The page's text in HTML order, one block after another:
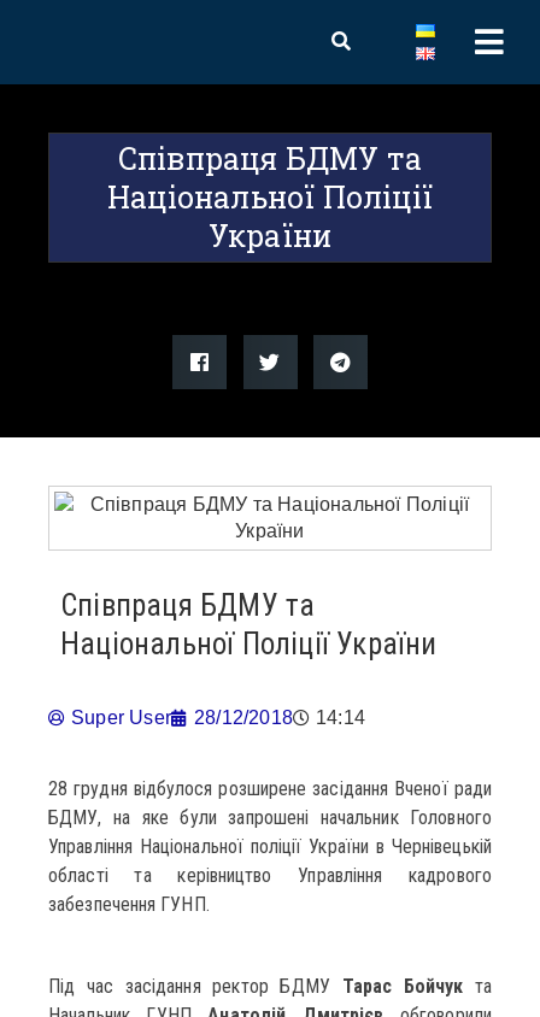
Співпраця БДМУ та
Національної Поліції
України
Співпраця БДМУ та
Національної Поліції України
Super User 28/12/2018 14:14
28 грудня відбулося розширене засідання Вченої ради
БДМУ, на яке були запрошені начальник Головного
Управління Національної поліції України в Чернівецькій
області та керівництво Управління кадрового
забезпечення ГУНП.
Під час засідання ректор БДМУ Тарас Бойчук та